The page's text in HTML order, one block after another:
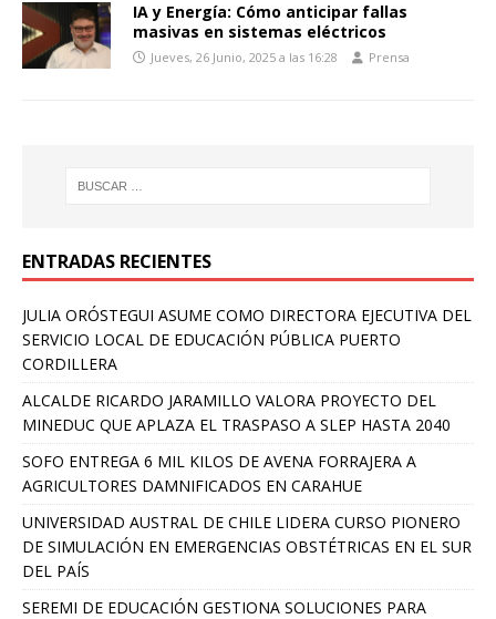
IA y Energía: Cómo anticipar fallas
masivas en sistemas eléctricos
Jueves, 26 Junio, 2025 a las 16:28 Prensa
ENTRADAS RECIENTES
JULIA ORÓSTEGUI ASUME COMO DIRECTORA EJECUTIVA DEL
SERVICIO LOCAL DE EDUCACIÓN PÚBLICA PUERTO
CORDILLERA
ALCALDE RICARDO JARAMILLO VALORA PROYECTO DEL
MINEDUC QUE APLAZA EL TRASPASO A SLEP HASTA 2040
SOFO ENTREGA 6 MIL KILOS DE AVENA FORRAJERA A
AGRICULTORES DAMNIFICADOS EN CARAHUE
UNIVERSIDAD AUSTRAL DE CHILE LIDERA CURSO PIONERO
DE SIMULACIÓN EN EMERGENCIAS OBSTÉTRICAS EN EL SUR
DEL PAÍS
SEREMI DE EDUCACIÓN GESTIONA SOLUCIONES PARA